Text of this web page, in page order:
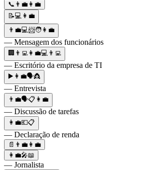
📞👨‍💼👩‍💼
📝💻👩‍💼
👨‍💼💻📨🧑👩‍💼
— Mensagem dos funcionários
🏢👨‍💻👩‍💼💻👨‍💻
— Escritório da empresa de TI
▶️👩‍💼🗣👸
— Entrevista
👨‍💼🗣📋👩‍💼
— Discussão de tarefas
👩‍💼💶📋
— Declaração de renda
📄👨‍💼👩‍💼
👩‍💼🎤📖
— Jornalista